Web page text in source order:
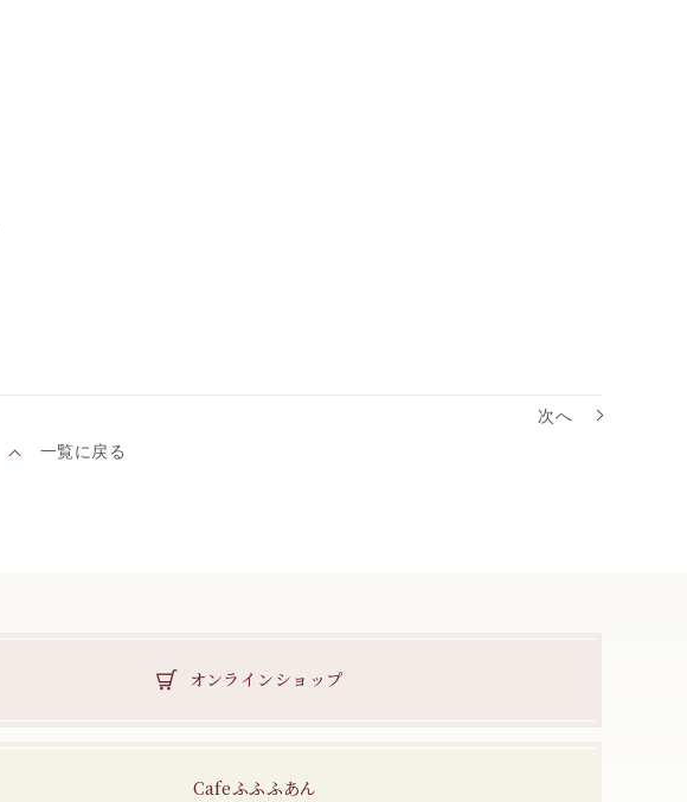
一覧に戻る
次へ
オンラインショップ
Cafeふふふあん